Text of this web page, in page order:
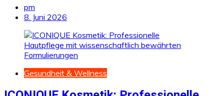
pm
8. Juni 2026
Gesundheit & Wellness